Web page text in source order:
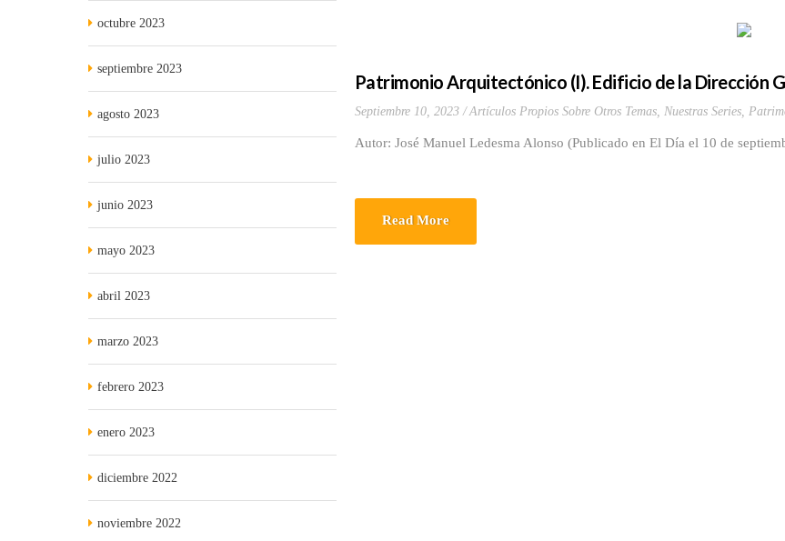
Patrimonio Arquitectónico (I). Edificio de la Dirección
Septiembre 10, 2023 Artículos Propios Sobre Otros Temas, Nuestras Series,
Autor: José Manuel Ledesma Alonso (Publicado en El Día el 10 de
Read More
octubre 2023
septiembre 2023
agosto 2023
julio 2023
junio 2023
mayo 2023
abril 2023
marzo 2023
febrero 2023
enero 2023
diciembre 2022
noviembre 2022